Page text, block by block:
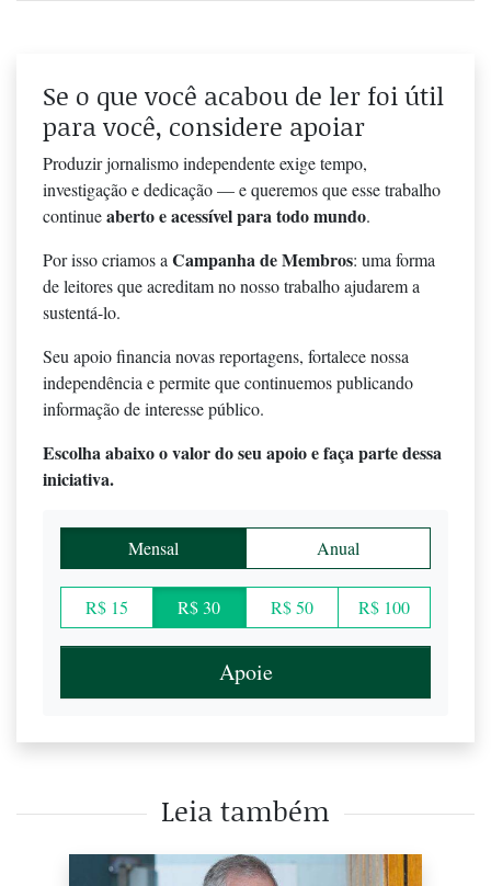
Se o que você acabou de ler foi útil
para você, considere apoiar
Produzir jornalismo independente exige tempo,
investigação e dedicação — e queremos que esse trabalho
continueaberto e acessível para todo mundo.
Por isso criamos a Campanha de Membros: uma forma
de leitores que acreditam no nosso trabalho ajudarem a
sustentá-lo.
Seu apoio financia novas reportagens, fortalece nossa
independência e permite que continuemos publicando
informação de interesse público.
Escolha abaixo o valor do seu apoio e faça parte dessa
iniciativa.
Mensal Anual
R$ 15 R$ 30 R$ 50 R$ 100
Apoie
Leia também